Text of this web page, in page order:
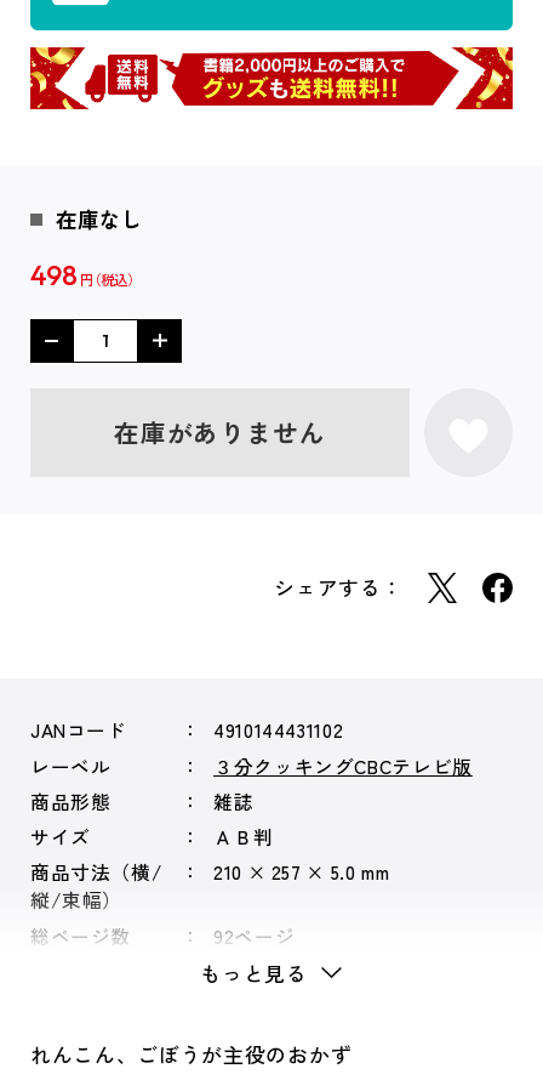
在庫なし
498 円
在庫がありません
シェアする：
JANコード
4910144431102
レーベル
３分クッキングCBCテレビ版
商品形態
雑誌
サイズ
ＡＢ判
商品寸法（横/
縦/束幅）
210 × 257 × 5.0 mm
総ページ数 92ページ
もっと見る
れんこん、ごぼうが主役のおかず